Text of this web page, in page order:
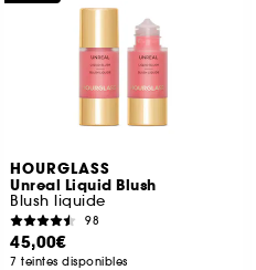
HOURGLASS
Unreal Liquid Blush
Blush liquide
98
45,00€
7 teintes disponibles